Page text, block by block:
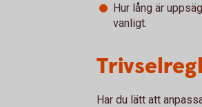
Hur lång är
vanligt.
Har du lätt att